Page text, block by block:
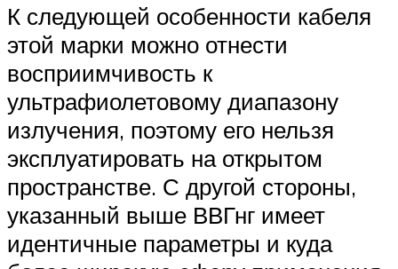
К следующей особенности кабеля
этой марки можно отнести
восприимчивость к
ультрафиолетовому диапазону
излучения, поэтому его нельзя
эксплуатировать на открытом
пространстве. С другой стороны,
указанный выше ВВГнг имеет
идентичные параметры и куда